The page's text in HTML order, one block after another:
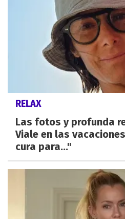
RELAX
Las fotos y profunda
Viale en las
cura para..."